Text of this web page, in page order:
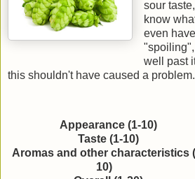
sour
know
even
"spoiling",
well past
this shouldn't have caused a problem.
Appearance (1-10)
Taste (1-10)
Aromas and other characteristics
10)